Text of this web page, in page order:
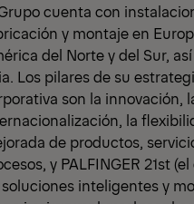
cuenta con
y montaje en
del Norte y del Sur,
Los pilares de su
son la innovación,
la
de productos,
y PALFINGER 21st
inteligentes y